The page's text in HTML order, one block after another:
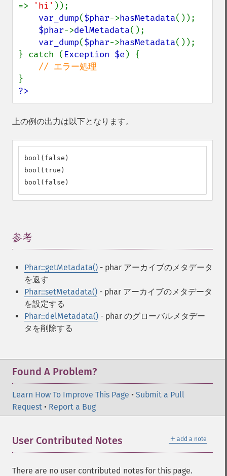
=>
'hi' ));
var_dump($phar->hasMetadata());
$phar->delMetadata();
var_dump($phar->hasMetadata());
} catch ( Exception $e ) {
?>
上の例の出力は以下となります。
bool(false)
bool(true)
bool(false)
参考
Phar::getMetadata() - phar アーカイブのメタデータ
を返す
Phar::setMetadata() - phar アーカイブのメタデータ
を設定する
Phar::delMetadata() - phar のグローバルメタデー
タを削除する
Found A Problem?
Learn How To Improve This Page • Submit a Pull
Request • Report a Bug
＋ add a note
User Contributed Notes
There are no user contributed notes for this page.